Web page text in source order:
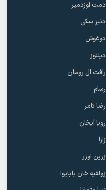
دمت اوزدمیر
دنیز سکی
دوغوش
دیلنوز
رافت ال رومان
رسام
رضا تامر
رویا آیخان
زارا
زرین اوزر
زولفیه خان بابایوا